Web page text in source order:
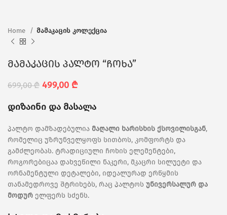
Home მამაკაცის კოლექცია
მამაკაცის პალტო “ჩოხა”
699,00₾ 499,00 ₾
დიზაინი და მასალა
პალტო დამზადებულია მაღალი ხარისხის ქსოვილისგან,
რომელიც უზრუნველყოფს სითბოს, კომფორტს და
გამძლეობას. ტრადიციული ჩოხის ელემენტები,
როგორებიცაა დახვეწილი ნაკერი, მკაცრი სილუეტი და
ორნამენტული დეტალები, იდეალურად ერწყმის
თანამედროვე შტრიხებს, რაც პალტოს უნივერსალურ და
მოდურ ელფერს სძენს.